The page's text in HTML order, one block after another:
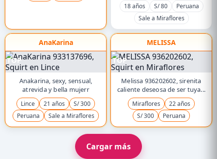
18 años
S/ 80
Peruana
Sale a Miraflores
AnaKarina
TOP
Anakarina, sexy, sensual,
atrevida y bella mujerr
Lince 21 años
S/ 300
Peruana
Sale a Miraflores
MELISSA
TOP
Melissa 936202602, sirenita
caliente deseosa de ser tuya...
Miraflores
22 años
S/ 300
Peruana
Cargar más